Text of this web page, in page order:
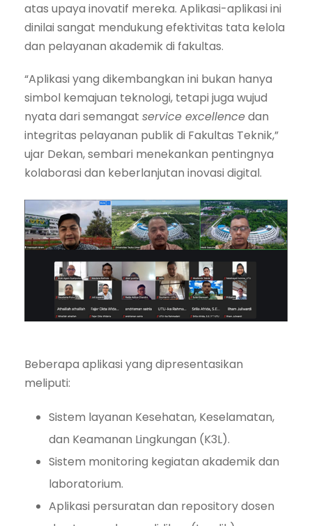
atas upaya inovatif mereka. Aplikasi-aplikasi ini
dinilai sangat mendukung efektivitas tata kelola
dan pelayanan akademik di fakultas.
“Aplikasi yang dikembangkan ini bukan hanya
simbol kemajuan teknologi, tetapi juga wujud
nyata dari semangat service excellencedan
integritas pelayanan publik di Fakultas Teknik,”
ujar Dekan, sembari menekankan pentingnya
kolaborasi dan keberlanjutan inovasi digital.
Beberapa aplikasi yang dipresentasikan
meliputi:
Sistem layanan Kesehatan, Keselamatan,
dan Keamanan Lingkungan (K3L).
Sistem monitoring kegiatan akademik dan
laboratorium.
Aplikasi persuratan dan repository dosen